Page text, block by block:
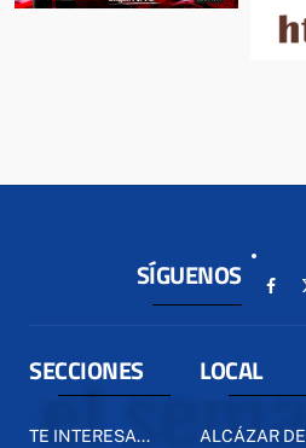
SÍGUENOS
SECCIONES
TE INTERESA...
LOCAL
ALCÁZAR DE